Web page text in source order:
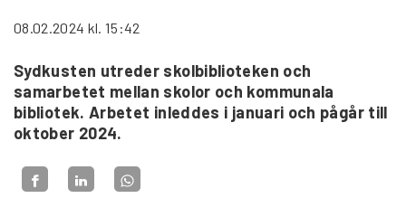
08.02.2024 kl. 15:42
Sydkusten utreder skolbiblioteken och
samarbetet mellan skolor och kommunala
bibliotek. Arbetet inleddes i januari och pågår till
oktober 2024.